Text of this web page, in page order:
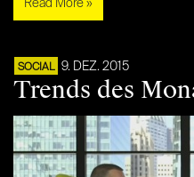
Read More »
SOCIAL 9. DEZ. 2015
Trends des